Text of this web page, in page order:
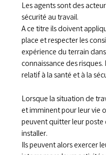
Les agents sont des
sécurité au travail.
A ce titre ils doivent
place et respecter les
expérience du terrain
connaissance des
relatif à la santé et à la
Lorsque la situation de
et imminent pour leur vie
peuvent quitter leur poste
installer.
Ils peuvent alors exercer